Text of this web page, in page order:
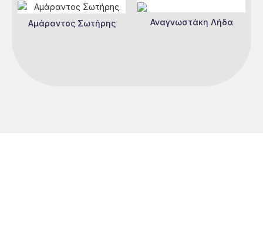
Αμάραντος Σωτήρης Αναγνωστάκη Λήδα